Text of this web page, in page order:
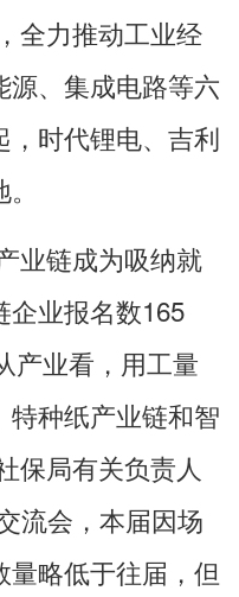
全力推动工业经
、集成电路等六
，时代锂电、吉利
链成为吸纳就
企业报名数165
产业看，用工量
种纸产业链和智
保局有关负责人
流会，本届因场
略低于往届，但